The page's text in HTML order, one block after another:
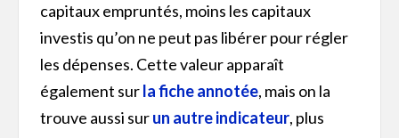
capitaux empruntés, moins les capitaux
investis qu’on ne peut pas libérer pour régler
les dépenses. Cette valeur apparaît
également surla fiche annotée, mais on la
trouve aussi surun autre indicateur, plus